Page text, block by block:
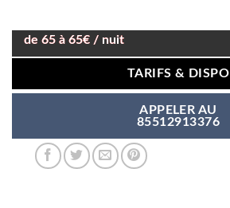
de 65 à 65€ / nuit
TARIFS & DISPO
APPELER AU
85512913376